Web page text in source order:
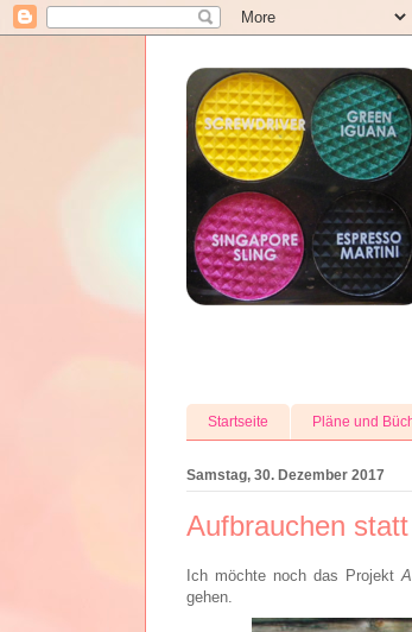
Startseite Pläne und
Samstag, 30. Dezember 2017
Aufbrauchen
Ich möchte noch das Projekt
gehen.